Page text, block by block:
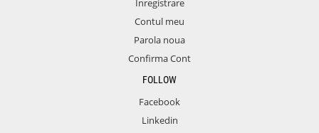
Inregistrare
Contul meu
Parola noua
Confirma Cont
FOLLOW
Facebook
Linkedin